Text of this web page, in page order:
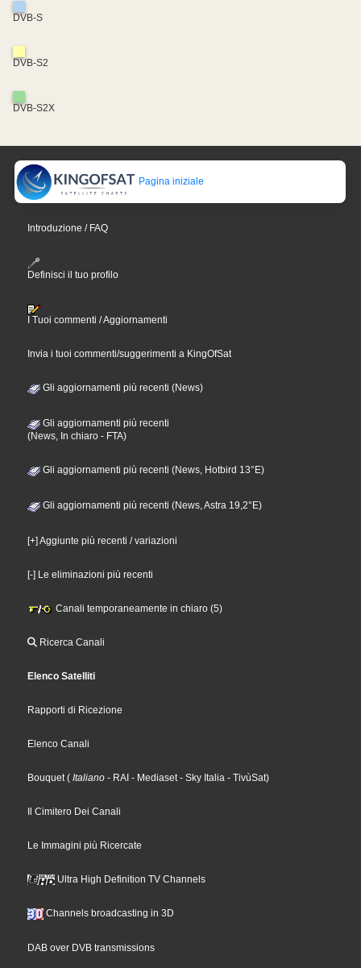
DVB-S
DVB-S2
DVB-S2X
Pagina iniziale
Introduzione / FAQ
Definisci il tuo profilo
I Tuoi commenti / Aggiornamenti
Invia i tuoi commenti/suggerimenti a KingOfSat
Gli aggiornamenti più recenti (News)
Gli aggiornamenti più recenti
(News, In chiaro - FTA)
Gli aggiornamenti più recenti (News, Hotbird 13°E)
Gli aggiornamenti più recenti (News, Astra 19,2°E)
[+] Aggiunte più recenti / variazioni
[-] Le eliminazioni più recenti
Canali temporaneamente in chiaro (5)
Ricerca Canali
Elenco Satelliti
Rapporti di Ricezione
Elenco Canali
Bouquet ( Italiano - RAI - Mediaset - Sky Italia - TivùSat)
Il Cimitero Dei Canali
Le Immagini più Ricercate
Ultra High Definition TV Channels
Channels broadcasting in 3D
DAB over DVB transmissions